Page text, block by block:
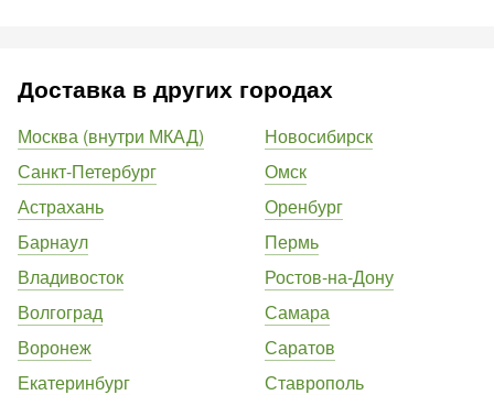
Доставка в других городах
Москва (внутри МКАД)
Санкт-Петербург
Астрахань
Барнаул
Владивосток
Волгоград
Воронеж
Екатеринбург
Новосибирск
Омск
Оренбург
Пермь
Ростов-на-Дону
Самара
Саратов
Ставрополь